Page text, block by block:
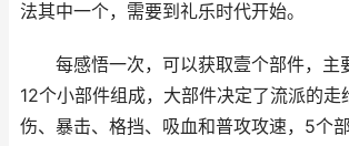
法其中一个，需要到礼乐时代开始。
每感悟一次，可以获取壹个部件，主
12个小部件组成，大部件决定了流派的走
伤、暴击、格挡、吸血和普攻攻速，5个